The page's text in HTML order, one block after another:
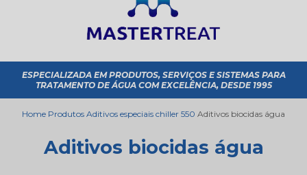
ESPECIALIZADA EM PRODUTOS, SERVIÇOS E SISTEMAS PARA
TRATAMENTO DE ÁGUA COM EXCELÊNCIA, DESDE 1995
Home Produtos Aditivos especiais chiller 550 Aditivos biocidas água
Aditivos biocidas água